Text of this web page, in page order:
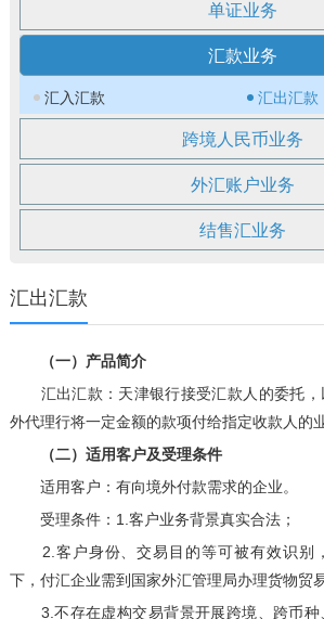
单证业务
汇款业务
汇入汇款 汇出汇款
跨境人民币业务
外汇账户业务
结售汇业务
汇出汇款
（一）产品简介
汇出汇款：天津银行接受汇款人的委托，
外代理行将一定金额的款项付给指定收款人的业
（二）适用客户及受理条件
适用客户：有向境外付款需求的企业。
受理条件：1.客户业务背景真实合法；
2.客户身份、交易目的等可被有效识别
下，付汇企业需到国家外汇管理局办理货物贸
3.不存在虚构交易背景开展跨境、跨币种